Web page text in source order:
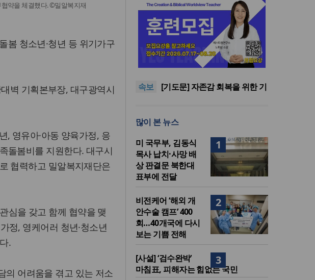
약을 체결했다. ©밀알복지재
봄 청소년·청년 등 위기가구
벽 기획본부장, 대구광역시
, 영유아·아동 양육가정, 응
돌봄비를 지원한다. 대구시
협력하고 밀알복지재단은
심을 갖고 함께 협약을 맺
정, 영케어러 청년·청소년
.
의 어려움을 겪고 있는 저소
속보
횃불트리니티신학대학원대,
ACSI 국제 기독교사 자격 과정
“하나님 앞에서 광복의 은혜 기
‘후성유전 해석 가능성’ 관련 청
[기도문] 자존감 회복을 위한 기
장 취임
ACSI 국제 기독교사 자격 과정
“하나님 앞에서 광복의 은혜 기
억하고 책임 감당해야”
많이 본 뉴스
1
미 국무부, 김동식
목사 납치·사망 배
상 판결문 북한대
표부에 전달
2
비전케어 ‘해외 개
안수술 캠프’ 400
회…40개국에 다시
보는 기쁨 전해
3
[사설] ‘검수완박’
마침표, 피해자는 힘없는 국민